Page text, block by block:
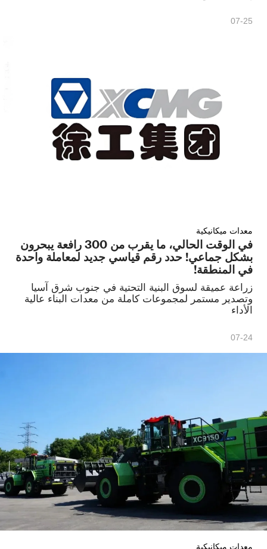
07-25
معدات ميكانيكية
في الوقت الحالي، ما يقرب من 300 رافعة يبحرون
بشكل جماعي! حدد رقم قياسي جديد لمعاملة واحدة
في المنطقة!
زراعة عميقة لسوق البنية التحتية في جنوب شرق آسيا
وتصدير مستمر لمجموعات كاملة من معدات البناء عالية
الأداء
07-24
معدات ميكانيكية